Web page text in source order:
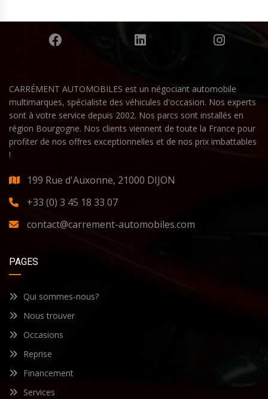
CARRÉMENT AUTOMOBILES est un négociant automobile
multimarques, spécialiste des véhicules d'occasion. Nos experts
sont à votre service depuis 2002. Nos parcs sont installés en
région Bourgogne. Nos clients viennent de toute la France pour
profiter de nos offres exceptionnelles et de nos prix imbattables
!
199 Rue d'Auxonne, 21000 DIJON
+33 (0) 3 45 18 33 07
contact@carrement-automobiles.com
PAGES
Qui sommes-nous?
Nous trouver
Occasions
Reprise
Financement
Services